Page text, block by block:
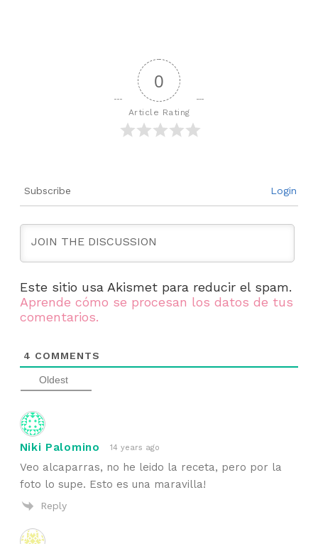
0
Article Rating
Subscribe Login
Este sitio usa Akismet para reducir el spam.
Aprende cómo se procesan los datos de tus
comentarios.
4 COMMENTS
Oldest
Niki Palomino 14 years ago
Veo alcaparras, no he leido la receta, pero por la
foto lo supe. Esto es una maravilla!
Reply